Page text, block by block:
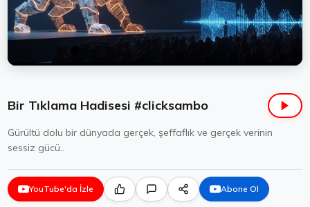
Bir Tıklama Hadisesi #clicksambo
Gürültü dolu bir dünyada gerçek, şeffaflık ve gerçek verinin
sessiz gücü..
YouTube'da İzle Abone Ol